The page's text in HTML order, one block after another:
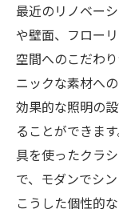
最近のリノベー
や壁面、フロー
空間へのこだわ
ニックな素材へ
効果的な照明の
ることができま
具を使ったクラ
で、モダンでシ
こうした個性的